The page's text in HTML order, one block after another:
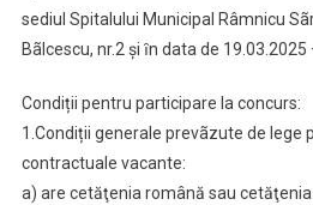
sediul Spitalului Municipal Râmnicu
Bãlcescu, nr.2 şi ȋn data de 19.03.2025
Condiții pentru participare la concurs:
1.Condiții generale prevãzute de lege
contractuale vacante:
a) are cetăţenia română sau